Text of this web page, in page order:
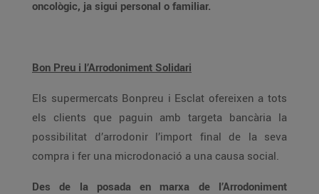
oncològic, ja sigui personal o familiar.
Bon Preu i l’Arrodoniment Solidari
Els supermercats Bonpreu i Esclat ofereixen a tots
els clients que paguin amb targeta bancària la
possibilitat d’arrodonir l’import final de la seva
compra i fer una microdonació a una causa social.
Des de la posada en marxa de l’Arrodoniment